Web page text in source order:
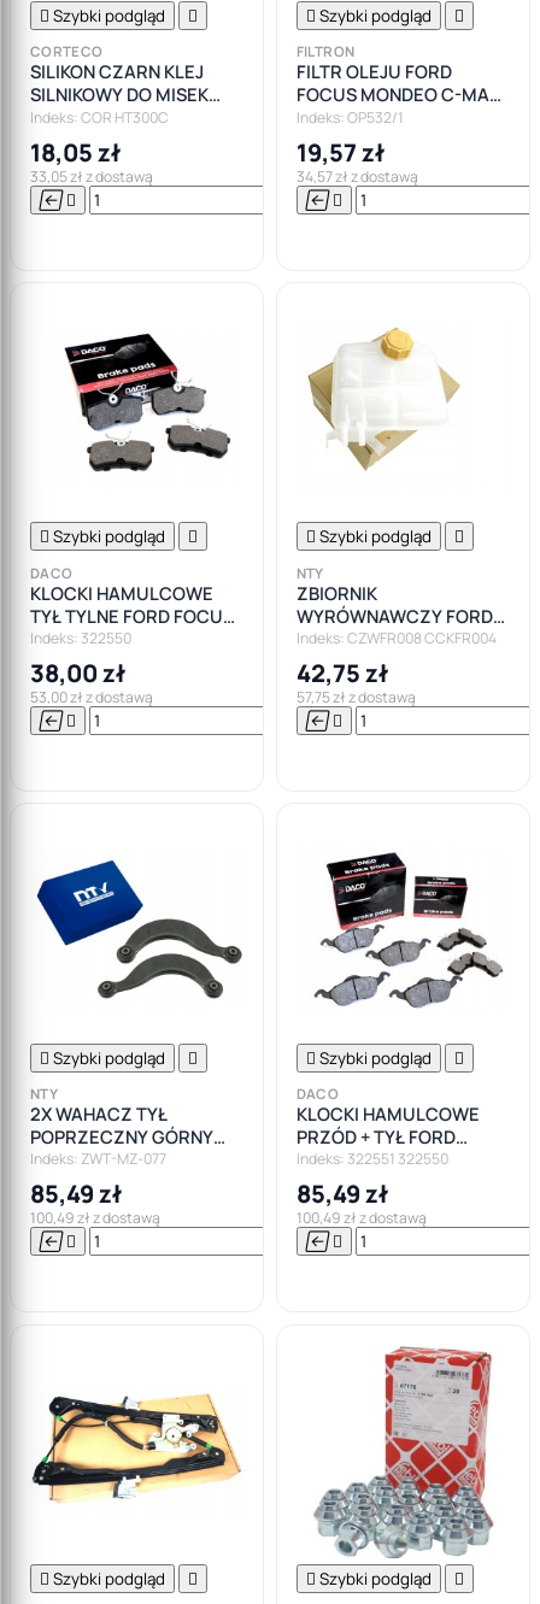
 Szybki podgląd 
CORTECO
SILIKON CZARN KLEJ
SILNIKOWY DO MISEK
CORTECO +300
Indeks: COR HT300C
18,05 zł
33,05 zł z dostawą
  

 Szybki podgląd 
FILTRON
FILTR OLEJU FORD
FOCUS MONDEO C-MAX
1.6 1.8 2.0 MAZDA
FILTRON
Indeks: OP532/1
19,57 zł
34,57 zł z dostawą
 
 Szybki podgląd 
DACO
KLOCKI HAMULCOWE
TYŁ TYLNE FORD FOCUS I
MK1 DACO
Indeks: 322550
38,00 zł
53,00 zł z dostawą
  

 Szybki podgląd 
NTY
ZBIORNIK
WYRÓWNAWCZY FORD
FOCUS I MK1 1.8DI 1.8TDC
Indeks: CZWFR008 CCKFR004
42,75 zł
57,75 zł z dostawą
 
 Szybki podgląd 
NTY
2X WAHACZ TYŁ
POPRZECZNY GÓRNY
FORD FOCUS I MK1,II MK2
, C-MAX "SIERP"
Indeks: ZWT-MZ-077
85,49 zł
100,49 zł z dostawą
  

 Szybki podgląd 
DACO
KLOCKI HAMULCOWE
PRZÓD + TYŁ FORD
FOCUS I MK1 DACO
Indeks: 322551 322550
85,49 zł
100,49 zł z dostawą
 
 Szybki podgląd   Szybki podgląd 